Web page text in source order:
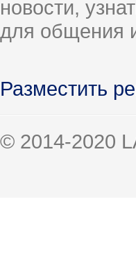
новости,
для общения
Разместить
© 2014-2020